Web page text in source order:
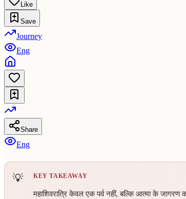
Like
Save
Journey
Eng
Share
Eng
KEY TAKEAWAY
महाशिवरात्रि केवल एक पर्व नहीं, बल्कि आत्मा के